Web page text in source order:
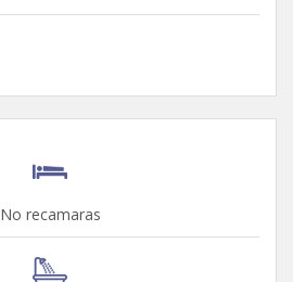
No recamaras